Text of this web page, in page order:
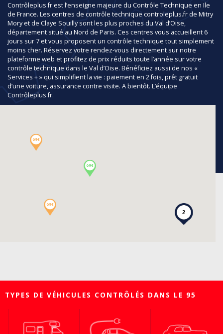
Contrôleplus.fr est l’enseigne majeure du Contrôle Technique en Ile
de France. Les centres de contrôle technique controleplus.fr de Mitry
Mory et de Claye Souilly sont les plus proches du Val d’Oise,
département situé au Nord de Paris. Ces centres vous accueillent 6
jours sur 7 et vous proposent un contrôle technique tout simplement
moins cher. Réservez votre rendez-vous directement sur notre
plateforme web et profitez de prix réduits toute l’année sur votre
contrôle technique dans le Val d’Oise. Bénéficiez aussi de nos «
Services + » qui simplifient la vie : paiement en 2 fois, prêt gratuit
d’une voiture, assurance contre visite. A bientôt. L’équipe
Contrôleplus.fr.
69€
69€
69€
2
TYPES DE VÉHICULES CONTRÔLÉS DANS LE 95